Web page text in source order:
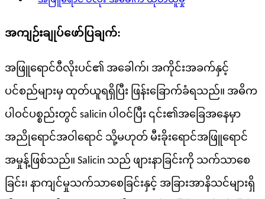
အကျဉ်းချုပ်ဖော်ပြချက်:
အဖြူရောင်ဝီလိုးပင်၏ အခေါက်၊ အကိုင်းအခက်နှင့်
ပင်စည်များမှ ထုတ်ယူရရှိပြီး ဖြန်းခြောက်ခံရသည်။ အဓိက
ပါဝင်ပစ္စည်းတွင် salicin ပါဝင်ပြီး ၎င်း၏အခြေအနေမှာ
အညိုရောင်အဝါရောင် သို့မဟုတ် မီးခိုးရောင်အဖြူရောင်
အမှုန့်ဖြစ်သည်။ Salicin သည် ဖျားနာခြင်းကို သက်သာစေ
ခြင်း၊ နာကျင်မှုသက်သာစေခြင်းနှင့် အခြားအာနိသင်များရှိ